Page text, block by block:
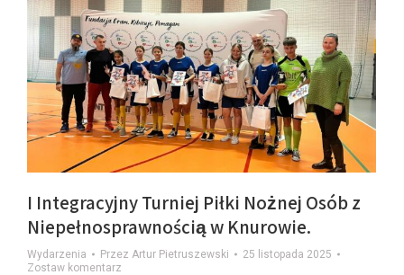
I Integracyjny Turniej Piłki Nożnej Osób z
Niepełnosprawnością w Knurowie.
Wydarzenia Przez Artur Pietruszewski
25 listopada 2025
Zostaw komentarz